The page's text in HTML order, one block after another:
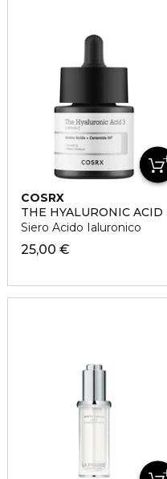
COSRX
THE HYALURONIC ACID
Siero Acido Ialuronico
25,00 €